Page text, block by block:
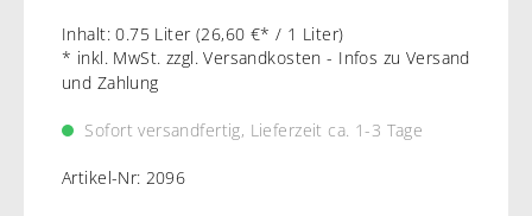
Inhalt:0.75 Liter (26,60 €* / 1 Liter)
* inkl. MwSt. zzgl. Versandkosten - Infos zu Versand
und Zahlung
Sofort versandfertig, Lieferzeit ca. 1-3 Tage
Artikel-Nr: 2096